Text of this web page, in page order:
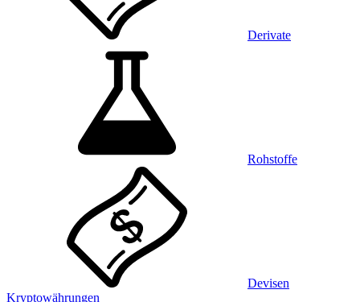
Derivate
Rohstoffe
Devisen
Kryptowährungen